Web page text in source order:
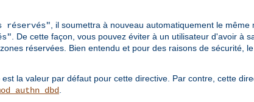
réservés" , il soumettra à nouveau automatiquement le
. De cette façon, vous pouvez éviter à un utilisateur d'avoir à
réservées. Bien entendu et pour des raisons de sécurité,
est la valeur par défaut pour cette directive. Par contre, cette